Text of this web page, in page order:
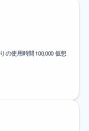
の使用時間 100,000 仮想